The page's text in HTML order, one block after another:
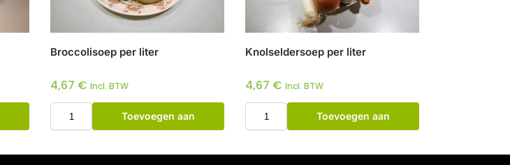
Broccolisoep per liter
4,67 € Incl. BTW
Toevoegen aan
Knolseldersoep per liter
4,67 € Incl. BTW
Toevoegen aan